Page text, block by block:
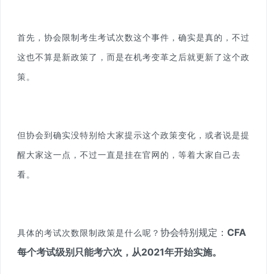
首先，协会限制考生考试次数这个事件，确实是真的，不过
这也不算是新政策了，而是在机考变革之后就更新了这个政
策。
但协会到确实没特别给大家提示这个政策变化，或者说是提
醒大家这一点，不过一直是挂在官网的，等着大家自己去
看。
具体的考试次数限制政策是什么呢？ 协会特别规定： CFA
每个考试级别只能考六次，从2021年开始实施。